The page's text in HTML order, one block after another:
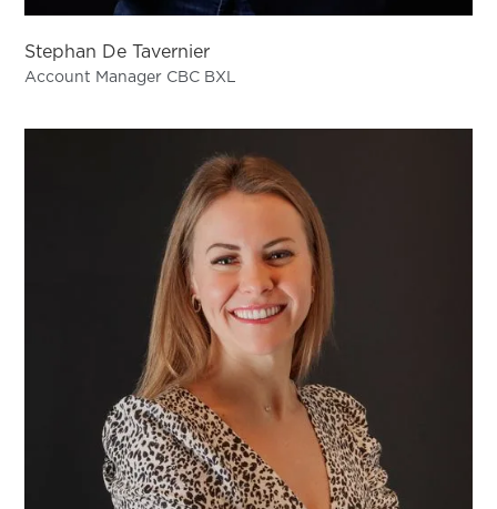
Stephan De Tavernier
Account Manager CBC BXL